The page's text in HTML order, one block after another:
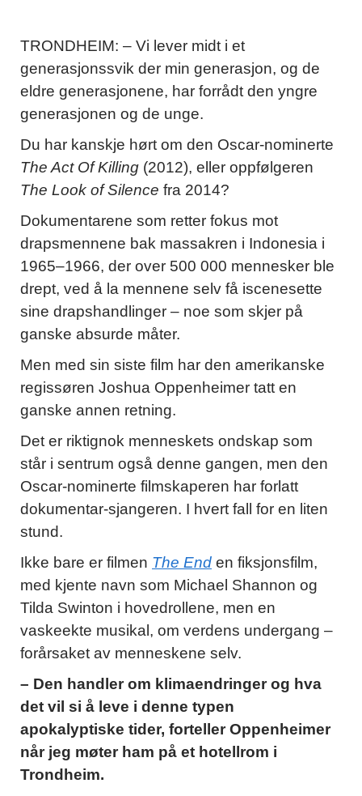
TRONDHEIM: – Vi lever midt i et
generasjonssvik der min generasjon, og de
eldre generasjonene, har forrådt den yngre
generasjonen og de unge.
Du har kanskje hørt om den Oscar-nominerte
The Act Of Killing (2012), eller oppfølgeren
The Look of Silence fra 2014?
Dokumentarene som retter fokus mot
drapsmennene bak massakren i Indonesia i
1965–1966, der over 500 000 mennesker ble
drept, ved å la mennene selv få iscenesette
sine drapshandlinger – noe som skjer på
ganske absurde måter.
Men med sin siste film har den amerikanske
regissøren Joshua Oppenheimer tatt en
ganske annen retning.
Det er riktignok menneskets ondskap som
står i sentrum også denne gangen, men den
Oscar-nominerte filmskaperen har forlatt
dokumentar-sjangeren. I hvert fall for en liten
stund.
Ikke bare er filmen The End en fiksjonsfilm,
med kjente navn som Michael Shannon og
Tilda Swinton i hovedrollene, men en
vaskeekte musikal, om verdens undergang –
forårsaket av menneskene selv.
– Den handler om klimaendringer og hva
det vil si å leve i denne typen
apokalyptiske tider, forteller Oppenheimer
når jeg møter ham på et hotellrom i
Trondheim.